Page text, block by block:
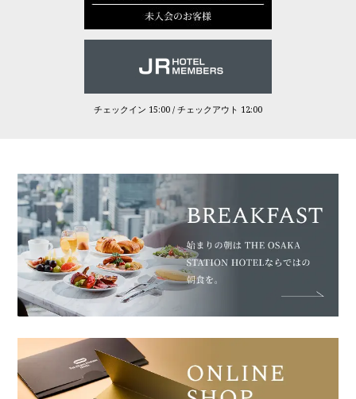
チェックイン 15:00 / チェックアウト 12:00